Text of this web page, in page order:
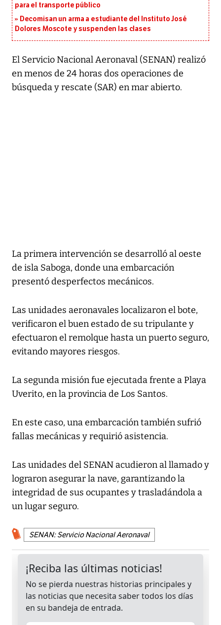
para el transporte público
Decomisan un arma a estudiante del Instituto José
Dolores Moscote y suspenden las clases
El Servicio Nacional Aeronaval (SENAN) realizó
en menos de 24 horas dos operaciones de
búsqueda y rescate (SAR) en mar abierto.
La primera intervención se desarrolló al oeste
de isla Saboga, donde una embarcación
presentó desperfectos mecánicos.
Las unidades aeronavales localizaron el bote,
verificaron el buen estado de su tripulante y
efectuaron el remolque hasta un puerto seguro,
evitando mayores riesgos.
La segunda misión fue ejecutada frente a Playa
Uverito, en la provincia de Los Santos.
En este caso, una embarcación también sufrió
fallas mecánicas y requirió asistencia.
Las unidades del SENAN acudieron al llamado y
lograron asegurar la nave, garantizando la
integridad de sus ocupantes y trasladándola a
un lugar seguro.
SENAN: Servicio Nacional Aeronaval